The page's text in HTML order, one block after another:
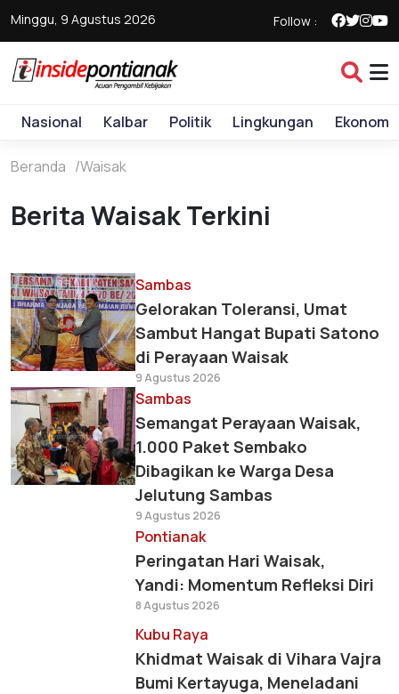
Minggu, 9 Agustus 2026 Follow :
Nasional Kalbar Politik Lingkungan Ekonomi
Beranda Waisak
Berita Waisak Terkini
Sambas
Gelorakan Toleransi, Umat
Sambut Hangat Bupati Satono
di Perayaan Waisak
9 Agustus 2026
Sambas
Semangat Perayaan Waisak,
1.000 Paket Sembako
Dibagikan ke Warga Desa
Jelutung Sambas
9 Agustus 2026
Pontianak
Peringatan Hari Waisak,
Yandi: Momentum Refleksi Diri
8 Agustus 2026
Kubu Raya
Khidmat Waisak di Vihara Vajra
Bumi Kertayuga, Meneladani